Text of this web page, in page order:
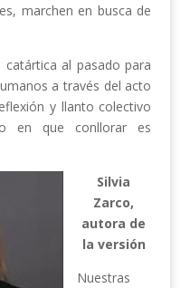
marchen en busca de
catártica al pasado para
a través del acto
y llanto colectivo
en que conllorar es
Silvia
Zarco,
autora de
la versión
Nuestras